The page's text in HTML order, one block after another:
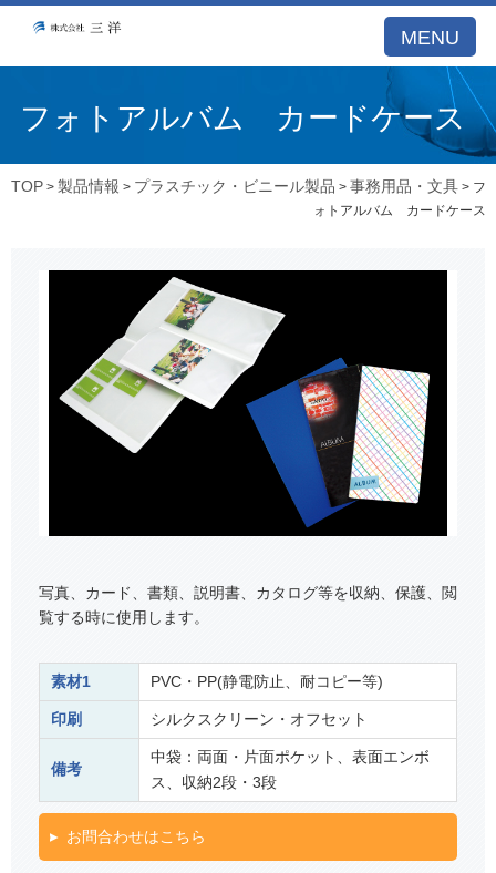
MENU
フォトアルバム カードケース
TOP >製品情報 > プラスチック・ビニール製品 >事務用品・文具 > フ
ォトアルバム カードケース
写真、カード、書類、説明書、カタログ等を収納、保護、閲
覧する時に使用します。
素材1 PVC・PP(静電防止、耐コピー等)
印刷 シルクスクリーン・オフセット
備考
中袋：両面・片面ポケット、表面エンボ
ス、収納2段・3段
お問合わせはこちら